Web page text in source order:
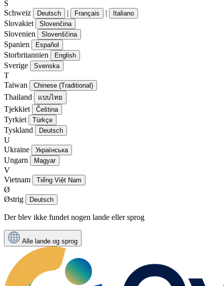
S
Schweiz
Deutsch | Français | Italiano
Slovakiet Slovenčina
Slovenien Slovenščina
Spanien Español
Storbritannien English
Sverige Svenska
T
Taiwan
Chinese (Traditional)
Thailand แบบไทย
Tjekkiet Čeština
Tyrkiet Türkçe
Tyskland Deutsch
U
Ukraine
Українська
Ungarn Magyar
V
Vietnam
Tiếng Việt Nam
Ø
Østrig
Deutsch
Der blev ikke fundet nogen lande eller sprog
Alle lande og sprog